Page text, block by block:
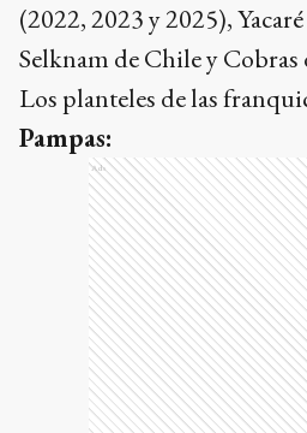
(2022, 2023 y 2025),
Selknam de Chile y Cobras
Los planteles de las
Pampas:
Ads